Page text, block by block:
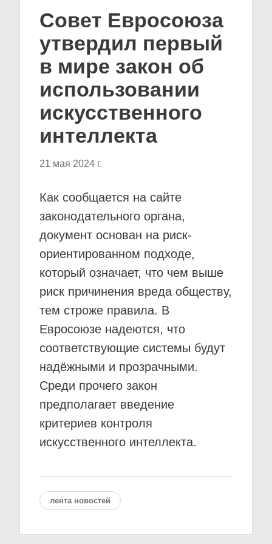
Совет Евросоюза
утвердил первый
в мире закон об
использовании
искусственного
интеллекта
21 мая 2024 г.
Как сообщается на сайте
законодательного органа,
документ основан на риск-
ориентированном подходе,
который означает, что чем выше
риск причинения вреда обществу,
тем строже правила. В
Евросоюзе надеются, что
соответствующие системы будут
надёжными и прозрачными.
Среди прочего закон
предполагает введение
критериев контроля
искусственного интеллекта.
лента новостей